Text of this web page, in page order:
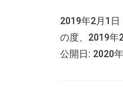
2019年2月1
の度、2019年
公開日: 2020